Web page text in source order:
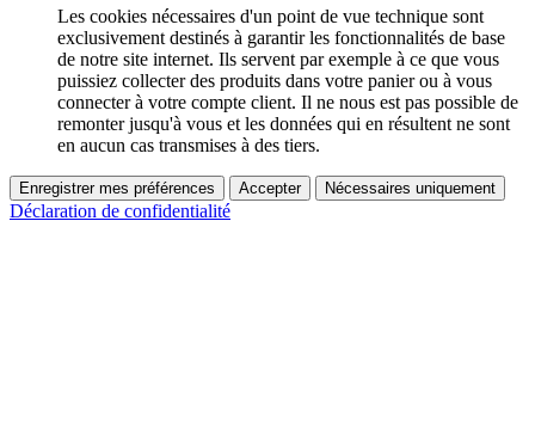
Les cookies nécessaires d'un point de vue technique sont
exclusivement destinés à garantir les fonctionnalités de base
de notre site internet. Ils servent par exemple à ce que vous
puissiez collecter des produits dans votre panier ou à vous
connecter à votre compte client. Il ne nous est pas possible de
remonter jusqu'à vous et les données qui en résultent ne sont
en aucun cas transmises à des tiers.
Enregistrer mes préférences Accepter Nécessaires uniquement
Déclaration de confidentialité